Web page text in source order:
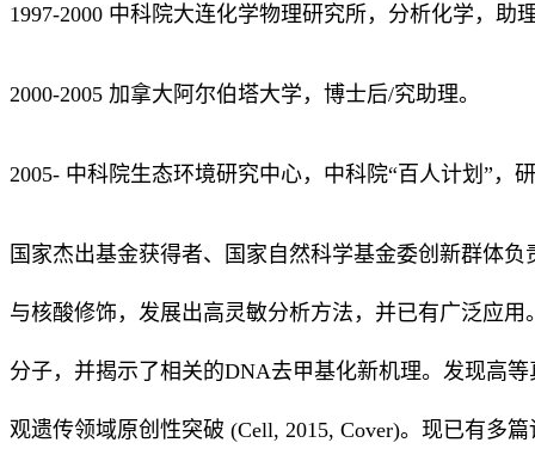
1997-2000 中科院大连化学物理研究所，分析化学，助
2000-2005 加拿大阿尔伯塔大学，博士后/究助理。
2005- 中科院生态环境研究中心，中科院“百人计划”，
国家杰出基金获得者、国家自然科学基金委创新群体
与核酸修饰，发展出高灵敏分析方法，并已有广泛应
分子，并揭示了相关的DNA去甲基化新机理。发现高
观遗传领域原创性突破 (Cell, 2015, Cover)。现已有多